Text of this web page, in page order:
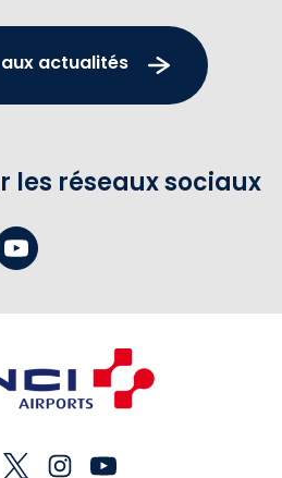
actualités
les réseaux sociaux